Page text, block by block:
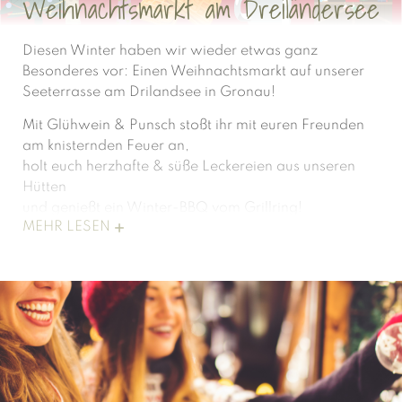
Weihnachtsmarkt am Dreiländersee
Diesen Winter haben wir wieder etwas ganz
Besonderes vor: Einen Weihnachtsmarkt auf unserer
Seeterrasse am Drilandsee in Gronau!
Mit Glühwein & Punsch stoßt ihr mit euren Freunden
am knisternden Feuer an,
holt euch herzhafte & süße Leckereien aus unseren
Hütten
Samstag, 21. Dezember 15:00-22:00 Uhr
Sonntag, 22. Dezember 15:00-20:00 Uhr
Noch keine Idee für eure Weihnachtsfeier?
- Dann
reserviert direkt für eure Truppe unser
All-In Weihnachtsmarkt Paket:
MEHR LESEN